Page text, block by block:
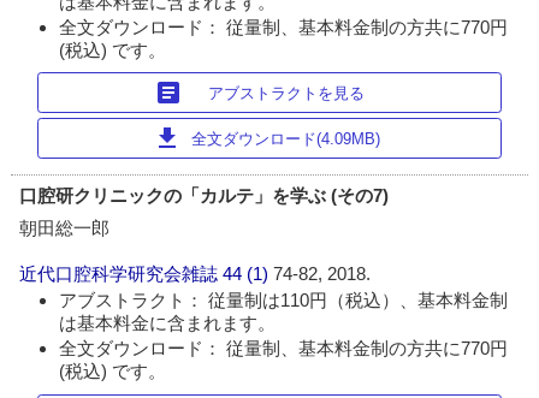
全文ダウンロード： 従量制、基本料金制の方共に770円
(税込) です。
article アブストラクトを見る
download 全文ダウンロード(4.09MB)
口腔研クリニックの「カルテ」を学ぶ (その7)
朝田総一郎
近代口腔科学研究会雑誌 44 (1)74-82, 2018.
アブストラクト： 従量制は110円（税込）、基本料金制
は基本料金に含まれます。
全文ダウンロード： 従量制、基本料金制の方共に770円
(税込) です。